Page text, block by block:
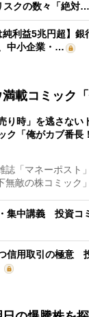
スクの数々「絶対…
純利益5兆円超】
中小企業・…
載コミック
売り時」を逃さな
ク「俺がカブ番長
「マネーポスト
無敵の株コミック
集中講義 投資コ
信用取引の極意